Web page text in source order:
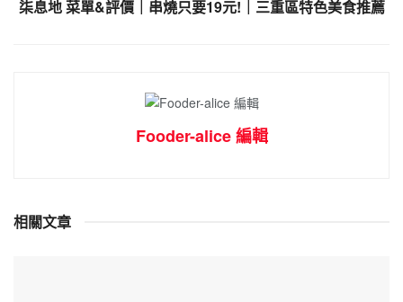
柒息地 菜單&評價｜串燒只要19元!｜三重區特色美食推薦
Fooder-alice 編輯
相關文章